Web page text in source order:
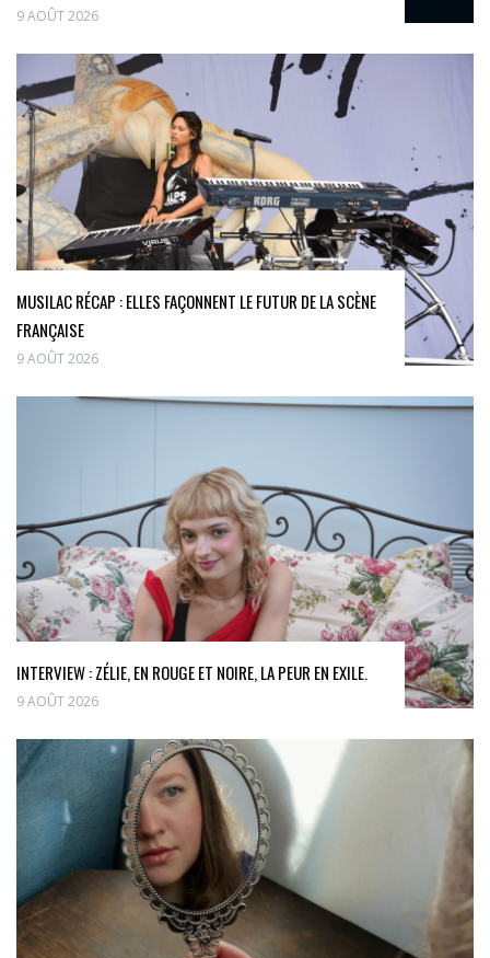
9 AOÛT 2026
MUSILAC RÉCAP : ELLES FAÇONNENT LE FUTUR DE LA SCÈNE
FRANÇAISE
9 AOÛT 2026
INTERVIEW : ZÉLIE, EN ROUGE ET NOIRE, LA PEUR EN EXILE.
9 AOÛT 2026